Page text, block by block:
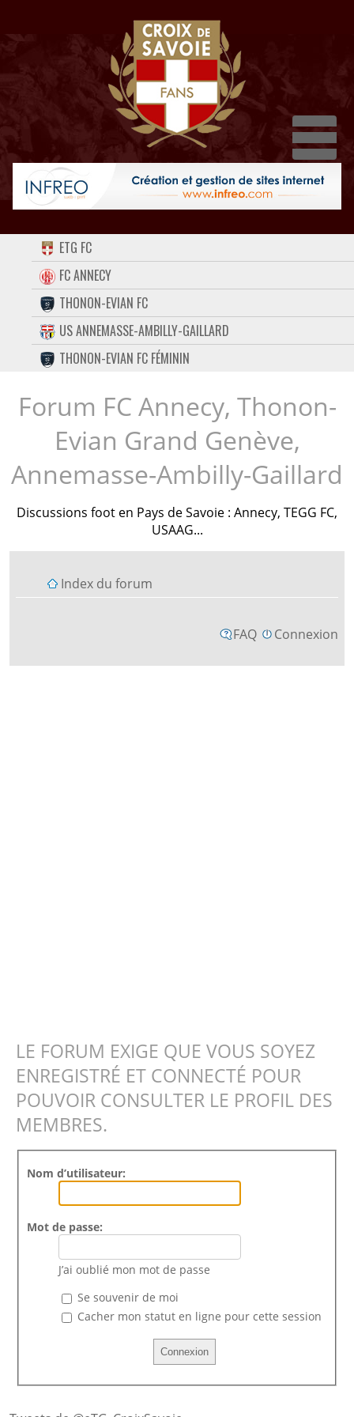
ACCUEIL
FORUM
CONTACT
FACEBOOK
TWITTER
INSTAGRAM
ETG FC
FC ANNECY
THONON-EVIAN FC
US ANNEMASSE-AMBILLY-GAILLARD
THONON-EVIAN FC FÉMININ
Forum FC Annecy, Thonon-
Evian Grand Genève,
Annemasse-Ambilly-Gaillard
Discussions foot en Pays de Savoie : Annecy, TEGG FC,
USAAG...
Index du forum
FAQ Connexion
LE FORUM EXIGE QUE VOUS SOYEZ
ENREGISTRÉ ET CONNECTÉ POUR
POUVOIR CONSULTER LE PROFIL DES
MEMBRES.
Nom d’utilisateur:
Mot de passe:
J’ai oublié mon mot de passe
Se souvenir de moi
Cacher mon statut en ligne pour cette session